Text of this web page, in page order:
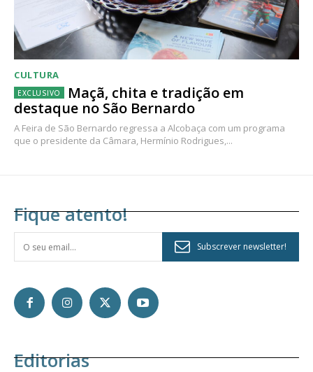
CULTURA
Maçã, chita e tradição em
destaque no São Bernardo
A Feira de São Bernardo regressa a Alcobaça com um programa
que o presidente da Câmara, Hermínio Rodrigues,...
Fique atento!
Subscrever newsletter!
Editorias